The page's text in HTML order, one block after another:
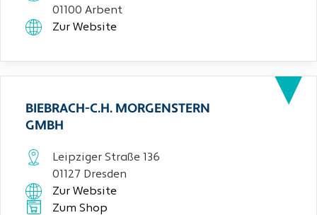
01100 Arbent
Zur Website
BIEBRACH-C.H. MORGENSTERN
GMBH
Leipziger Straße 136
01127 Dresden
Zur Website
Zum Shop